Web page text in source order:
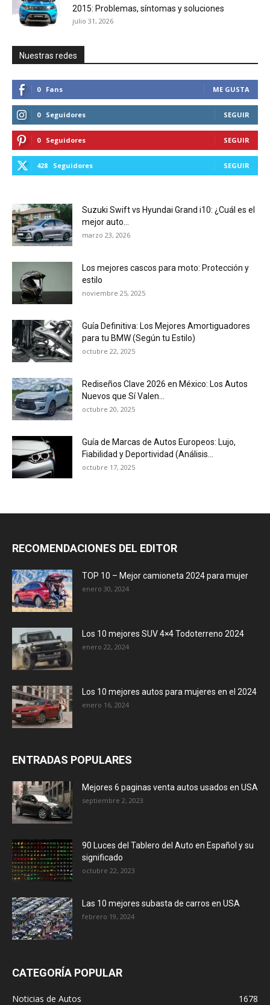
2015: Problemas, síntomas y soluciones
julio 31, 2026
Nuestras redes
0 Fans ME GUSTA
0 Seguidores SEGUIR
0 Seguidores SEGUIR
428 Seguidores SEGUIR
Suzuki Swift vs Hyundai Grand i10: ¿Cuál es el
mejor auto...
marzo 23, 2026
Los mejores cascos para moto: Protección y
estilo
noviembre 25, 2025
Guía Definitiva: Los Mejores Amortiguadores
para tu BMW (Según tu Estilo)
octubre 22, 2025
Rediseños Clave 2026 en México: Los Autos
Nuevos que Sí Valen...
octubre 20, 2025
Guía de Marcas de Autos Europeos: Lujo,
Fiabilidad y Deportividad (Análisis...
octubre 17, 2025
RECOMENDACIONES DEL EDITOR
TOP 10 – Mejor camioneta 2024 para mujer
enero 30, 2024
Los 10 mejores SUV 4×4 Todoterreno 2024
enero 22, 2024
Los 10 mejores autos para mujeres en el 2024
enero 16, 2024
ENTRADAS POPULARES
Mejores 6 paginas venta autos usados en USA
septiembre 2, 2023
90 Luces del Tablero del Auto en Español y su
significado
octubre 22, 2023
Las 10 mejores subasta de carros en USA
febrero 19, 2024
CATEGORÍA POPULAR
Noticias de Autos
1678